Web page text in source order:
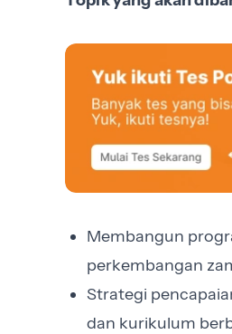
Membangun
perkembangan
Strategi
dan kurikulum